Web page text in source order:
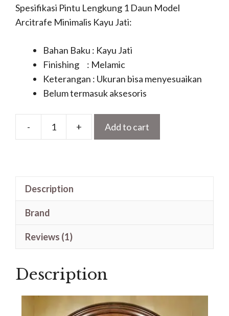
Spesifikasi Pintu Lengkung 1 Daun Model
Arcitrafe Minimalis Kayu Jati:
Bahan Baku : Kayu Jati
Finishing : Melamic
Keterangan : Ukuran bisa menyesuaikan
Belum termasuk aksesoris
-
Pintu
Jati
+ Add to cart
Description
Brand
Reviews (1)
Description